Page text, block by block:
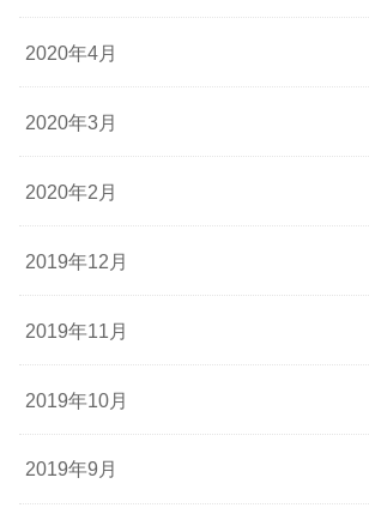
2020年4月
2020年3月
2020年2月
2019年12月
2019年11月
2019年10月
2019年9月